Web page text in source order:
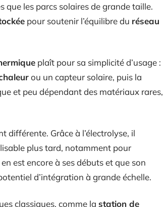
que les parcs solaires de grande taille.
pour soutenir l’équilibre du réseau
plaît pour sa simplicité d’usage :
ou un capteur solaire, puis la
et peu dépendant des matériaux rares,
différente. Grâce à l’électrolyse, il
plus tard, notamment pour
est encore à ses débuts et que son
d’intégration à grande échelle.
classiques, comme la station de